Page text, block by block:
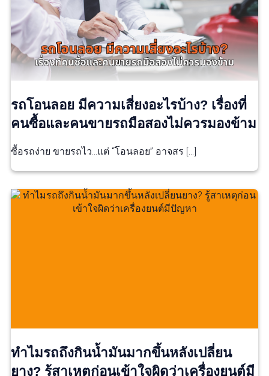
รถโอนลอย มีความเสี่ยงอะไรบ้าง? เรื่องที่
คนซื้อและคนขายรถมือสองไม่ควรมองข้าม
ซื้อรถง่าย ขายรถไว…แต่ “โอนลอย” อาจสร […]
ทำไมรถถึงกินน้ำมันมากขึ้นหลังเปลี่ยน
ยาง? รู้สาเหตุก่อนเข้าใจผิดว่าเครื่องยนต์มี